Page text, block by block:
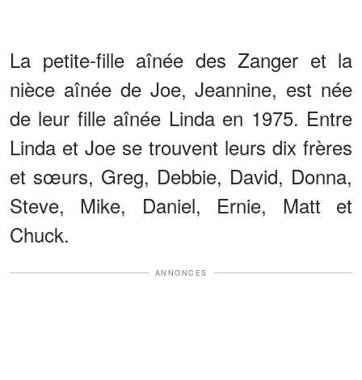
La petite-fille aînée des Zanger et la
nièce aînée de Joe, Jeannine, est née
de leur fille aînée Linda en 1975. Entre
Linda et Joe se trouvent leurs dix frères
et sœurs, Greg, Debbie, David, Donna,
Steve, Mike, Daniel, Ernie, Matt et
Chuck.
ANNONCES